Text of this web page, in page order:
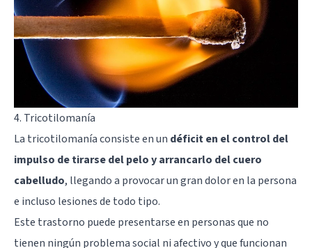
4. Tricotilomanía
La tricotilomanía consiste en un déficit en el control del
impulso de tirarse del pelo y arrancarlo del cuero
cabelludo, llegando a provocar un gran dolor en la persona
e incluso lesiones de todo tipo.
Este trastorno puede presentarse en personas que no
tienen ningún problema social ni afectivo y que funcionan